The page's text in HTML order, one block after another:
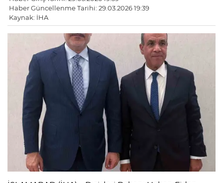
Haber Güncellenme Tarihi: 29.03.2026 19:39
Kaynak: İHA